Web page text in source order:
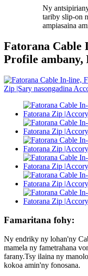
Ny
tariby slip-on
ampiasaina
Fatorana Cable
Profile ambany,
Famaritana fohy:
Ny endriky ny lohan'ny
mamela ny fametrahana
farany.Tsy ilaina ny
kokoa amin'ny fonosana.